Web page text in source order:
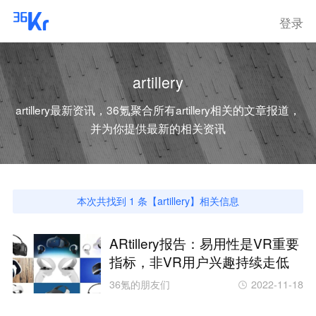
登录
artillery
artillery最新资讯，36氪聚合所有artillery相关的文章报道，
并为你提供最新的相关资讯
本次共找到 1 条【artillery】相关信息
ARtillery报告：易用性是VR重要
指标，非VR用户兴趣持续走低
36氪的朋友们 2022-11-18